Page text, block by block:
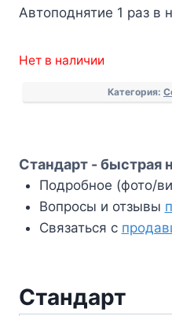
Автоподнятие 1 раз в
Нет в наличии
Категория:
Стандарт - быстрая
Подробное (фото/
Вопросы и отзывы
Связаться с
Стандарт